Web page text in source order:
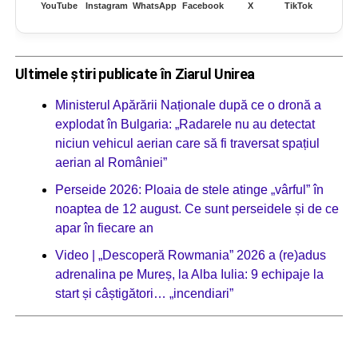
YouTube Instagram WhatsApp Facebook X TikTok
Ultimele știri publicate în Ziarul Unirea
Ministerul Apărării Naționale după ce o dronă a
explodat în Bulgaria: „Radarele nu au detectat
niciun vehicul aerian care să fi traversat spațiul
aerian al României”
Perseide 2026: Ploaia de stele atinge „vârful” în
noaptea de 12 august. Ce sunt perseidele și de ce
apar în fiecare an
Video | „Descoperă Rowmania” 2026 a (re)adus
adrenalina pe Mureș, la Alba Iulia: 9 echipaje la
start și câștigători… „incendiari”